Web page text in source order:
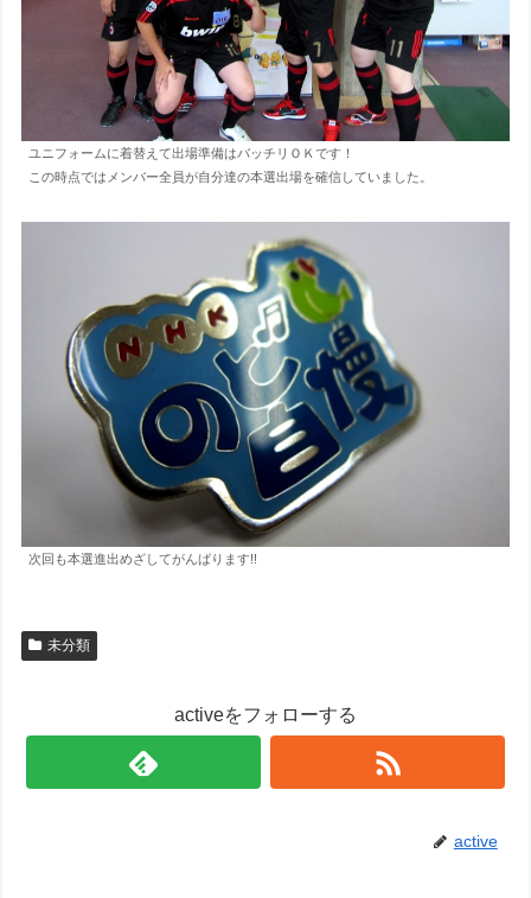
ユニフォームに着替えて出場準備はバッチリＯＫです！
この時点ではメンバー全員が自分達の本選出場を確信していました。
次回も本選進出めざしてがんばります!!
未分類
activeをフォローする
active